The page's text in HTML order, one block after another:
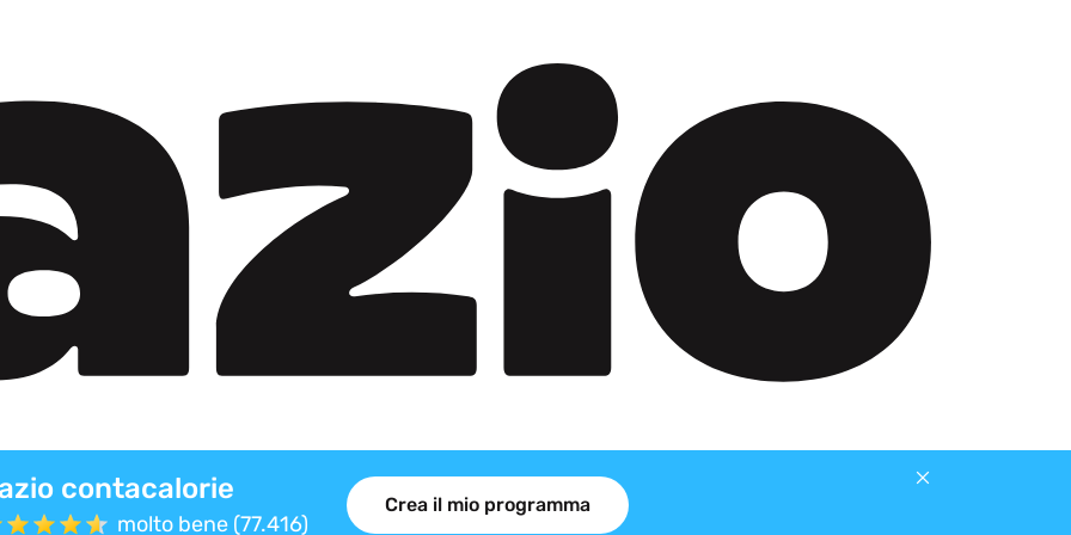
contacalorie
molto bene (77.416)
Crea il mio programma